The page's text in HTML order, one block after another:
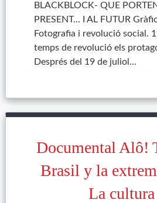
BLACKBLOCK- QUE
PRESENT... I AL FUTUR
Fotografia i revolució social.
temps de revolució els
Després del 19 de juliol…
Documental Alô!
Brasil y la
La cultura